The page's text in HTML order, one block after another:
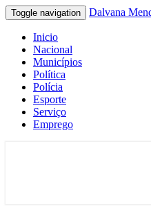
Toggle navigation Dalvana
Inicio
Nacional
Municípios
Política
Polícia
Esporte
Serviço
Emprego